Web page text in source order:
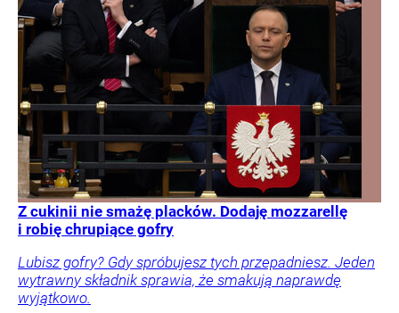
Z cukinii nie smażę placków. Dodaję mozzarellę
i robię chrupiące gofry
Lubisz gofry? Gdy spróbujesz tych przepadniesz. Jeden
wytrawny składnik sprawia, że smakują naprawdę
wyjątkowo.